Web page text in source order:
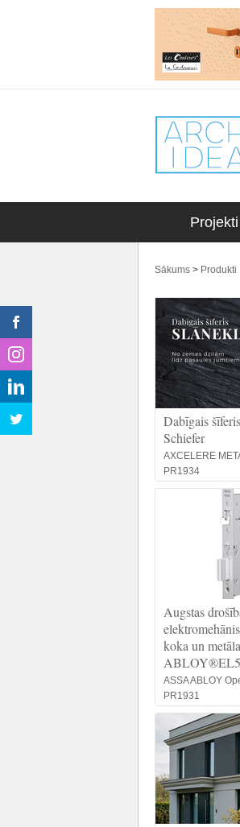
Projekti
Sākums > Produkti
Dabīgais
Schiefer
AXCELERE
PR1934
Augstas
koka un
ASSA ABLOY
PR1931